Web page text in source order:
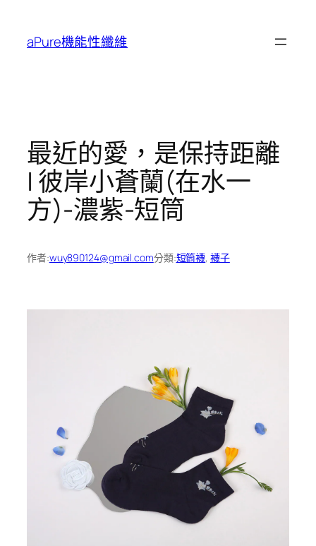
aPure機能性纖維
最近的愛，是保持距離
| 彼岸小蒼蘭(在水一
方)-濃紫-短筒
作者:wuy890124@gmail.com分類:短筒襪, 襪子